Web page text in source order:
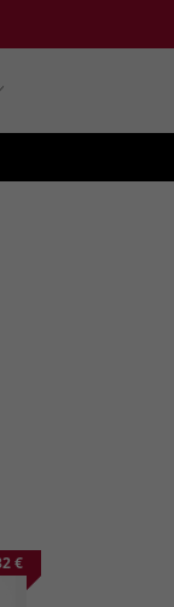
TO NAVIGATION
€